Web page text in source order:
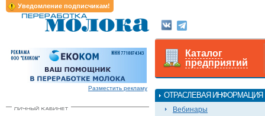
Уведомление подписчикам!
Разместить рекламу
Каталог
предприятий
ОТРАСЛЕВАЯ ИНФОРМАЦИЯ
Вебинары